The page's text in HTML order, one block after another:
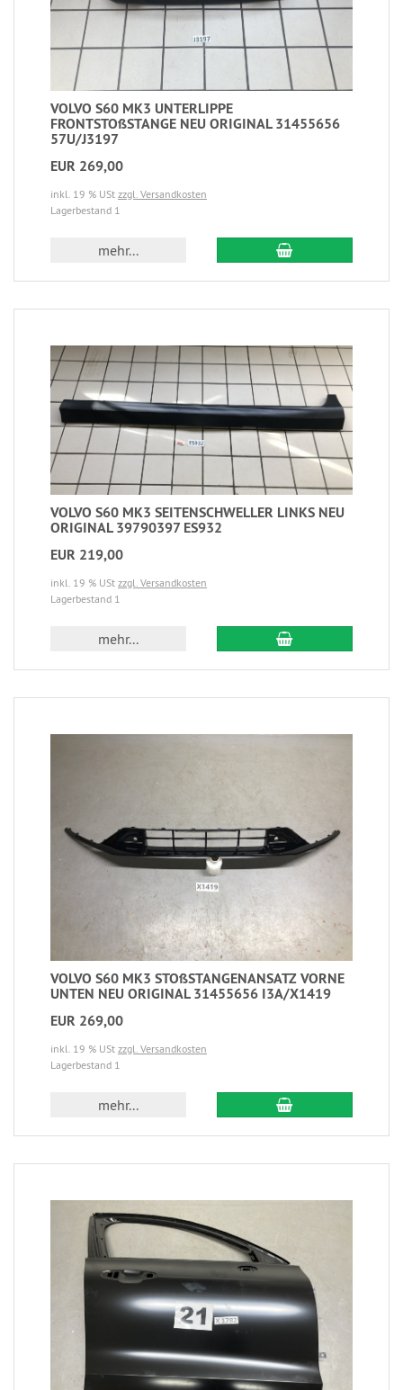
VOLVO S60 MK3 UNTERLIPPE
FRONTSTOßSTANGE NEU ORIGINAL 31455656
57U/J3197
EUR 269,00
inkl. 19 % USt zzgl. Versandkosten
Lagerbestand 1
mehr...
VOLVO S60 MK3 SEITENSCHWELLER LINKS NEU
ORIGINAL 39790397 ES932
EUR 219,00
inkl. 19 % USt zzgl. Versandkosten
Lagerbestand 1
mehr...
VOLVO S60 MK3 STOßSTANGENANSATZ VORNE
UNTEN NEU ORIGINAL 31455656 I3A/X1419
EUR 269,00
inkl. 19 % USt zzgl. Versandkosten
Lagerbestand 1
mehr...